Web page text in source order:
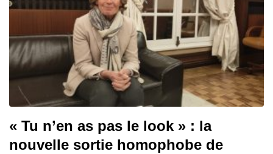
« Tu n’en as pas le look » : la
nouvelle sortie homophobe de